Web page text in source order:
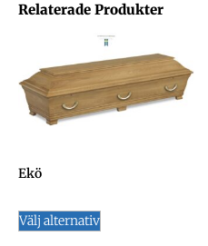
Relaterade Produkter
Ekö
Välj alternativ